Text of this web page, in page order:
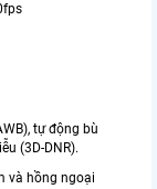
tự động bù
(3D-DNR).
và hồng ngoại